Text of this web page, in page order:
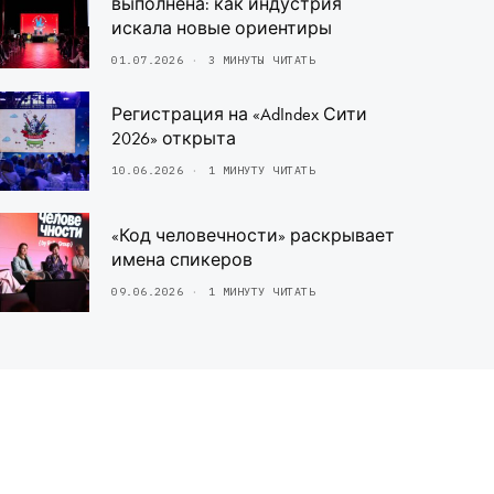
искала новые ориентиры
01.07.2026 3 МИНУТЫ ЧИТАТЬ
Регистрация на «AdIndex Сити
2026» открыта
10.06.2026 1 МИНУТУ ЧИТАТЬ
«Код человечности» раскрывает
имена спикеров
09.06.2026 1 МИНУТУ ЧИТАТЬ